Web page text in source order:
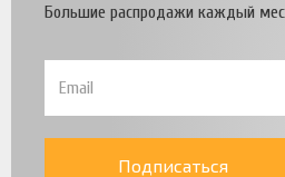
Большие распродажи каждый
Подписаться